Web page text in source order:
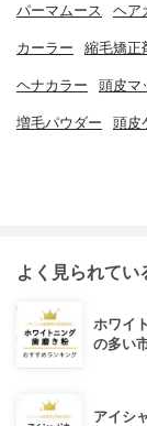
パーマムース ヘア
カーラー 縮毛矯正
ヘナカラー 頭皮マ
増毛パウダー 頭皮
よく見られてい
ホワイ
の多い
アイシ